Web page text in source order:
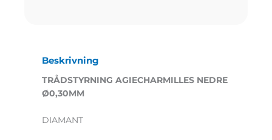
Beskrivning
TRÅDSTYRNING AGIECHARMILLES NEDRE
Ø0,30MM
DIAMANT